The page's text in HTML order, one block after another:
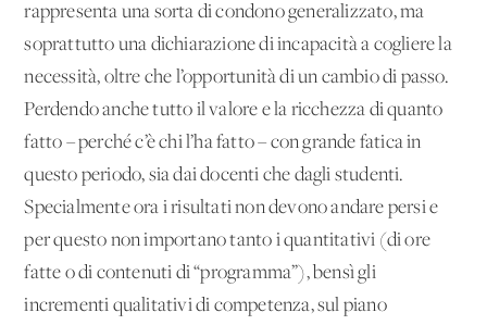
rappresenta una sorta di condono generalizzato, ma
soprattutto una dichiarazione di incapacità a cogliere la
necessità, oltre che l’opportunità di un cambio di passo.
Perdendo anche tutto il valore e la ricchezza di quanto
fatto – perché c’è chi l’ha fatto – con grande fatica in
questo periodo, sia dai docenti che dagli studenti.
Specialmente ora i risultati non devono andare persi e
per questo non importano tanto i quantitativi (di ore
fatte o di contenuti di “programma”), bensì gli
incrementi qualitativi di competenza, sul piano